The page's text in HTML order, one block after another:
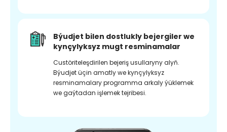
Býudjet bilen dostlukly bejergiler we
kynçylyksyz mugt resminamalar
Custöriteleşdirilen bejeriş usullaryny alyň.
Býudjet üçin amatly we kynçylyksyz
resminamalary programma arkaly ýüklemek
we gaýtadan işlemek tejribesi.